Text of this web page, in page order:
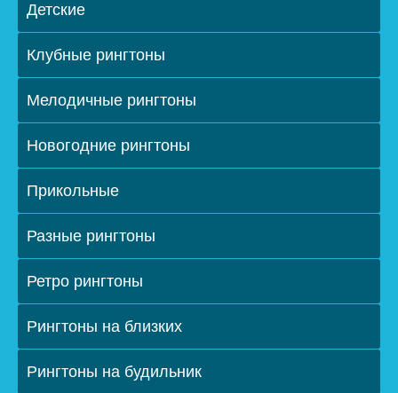
Детские
Клубные рингтоны
Мелодичные рингтоны
Новогодние рингтоны
Прикольные
Разные рингтоны
Ретро рингтоны
Рингтоны на близких
Рингтоны на будильник